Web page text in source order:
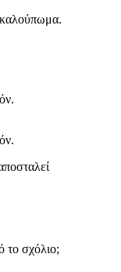
το σχόλιο;